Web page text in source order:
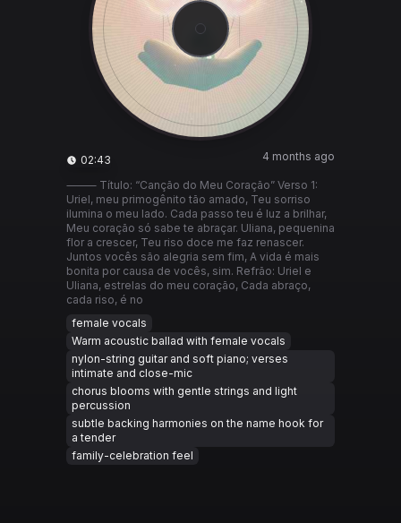
02:43 4 months ago
⸻ Título: “Canção do Meu Coração” Verso 1:
Uriel, meu primogênito tão amado, Teu sorriso
ilumina o meu lado. Cada passo teu é luz a brilhar,
Meu coração só sabe te abraçar. Uliana, pequenina
flor a crescer, Teu riso doce me faz renascer.
Juntos vocês são alegria sem fim, A vida é mais
bonita por causa de vocês, sim. Refrão: Uriel e
Uliana, estrelas do meu coração, Cada abraço,
cada riso, é no
female vocals
Warm acoustic ballad with female vocals
nylon-string guitar and soft piano; verses
intimate and close-mic
chorus blooms with gentle strings and light
percussion
subtle backing harmonies on the name hook for
a tender
family-celebration feel